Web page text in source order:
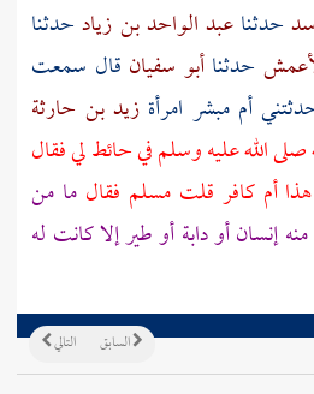
حدثناعبد الواحد بن زيادحدثنا
حدثناأبو سفيان قال سمعت
أم مبشر امرأةزيد بن حارثة
الله عليه وسلم في حائط لي فقال
أم كافر قلت مسلم فقال ما من
إنسان أو دابة أو طير إلا كانت له
التالي السابق